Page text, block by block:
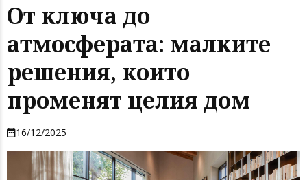
От ключа до
атмосферата: малките
решения, които
променят целия дом
16/12/2025